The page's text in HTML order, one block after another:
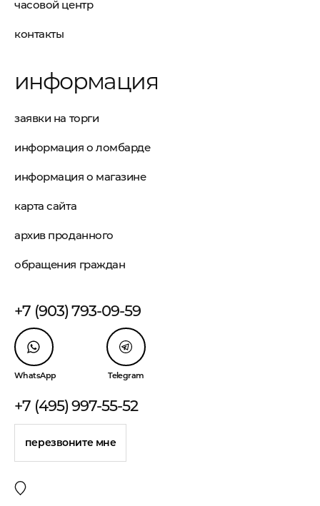
часовой центр
контакты
информация
заявки на торги
информация о ломбарде
информация о магазине
карта сайта
архив проданного
обращения граждан
+7 (903) 793-09-59
WhatsApp Telegram
+7 (495) 997-55-52
перезвоните мне